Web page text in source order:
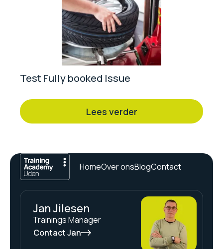
Test Fully booked Issue
Lees verder
HomeOver onsBlogContact
Jan Jilesen
Trainings Manager
Contact Jan